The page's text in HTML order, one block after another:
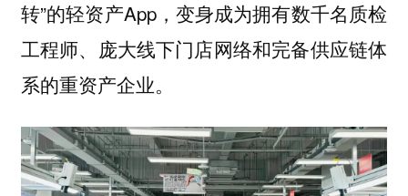
转”的轻资产App，变身成为拥有数千名质检
工程师、庞大线下门店网络和完备供应链体
系的重资产企业。